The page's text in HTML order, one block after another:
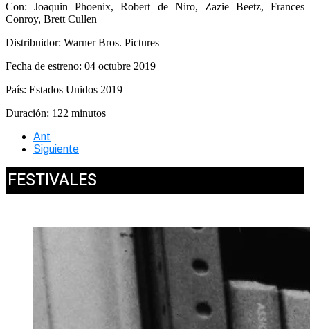
Con: Joaquin Phoenix, Robert de Niro, Zazie Beetz, Frances
Conroy, Brett Cullen
Distribuidor: Warner Bros. Pictures
Fecha de estreno: 04 octubre 2019
País: Estados Unidos 2019
Duración: 122 minutos
Ant
Siguiente
FESTIVALES